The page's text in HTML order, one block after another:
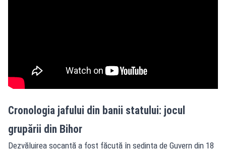
Cronologia jafului din banii statului: jocul
grupării din Bihor
Dezvăluirea șocantă a fost făcută în ședința de Guvern din 18